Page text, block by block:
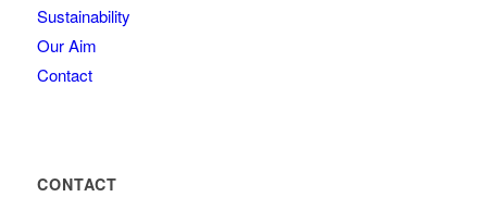
Sustainability
Our Aim
Contact
CONTACT